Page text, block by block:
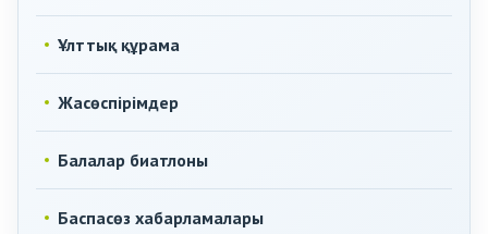
Ұлттық құрама
Жасөспірімдер
Балалар биатлоны
Баспасөз хабарламалары